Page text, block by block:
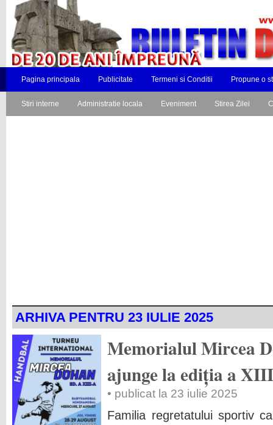
Pagina principala Publicitate Termeni si Conditii Propune o
Stiri interne Administratie locala Eveniment Stirea Zilei
ARHIVA PENTRU 23 IULIE 2025
Memorialul Mircea
ajunge la ediția a
• publicat la 23 iulie 2025
Familia regretatului sportiv